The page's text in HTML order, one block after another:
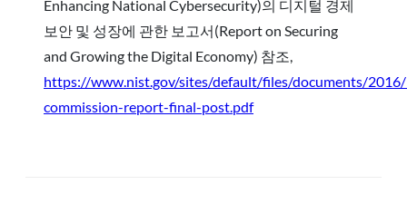
Enhancing National Cybersecurity)의 디지털 경제
보안 및 성장에 관한 보고서(Report on Securing
and Growing the Digital Economy) 참조,
https://www.nist.gov/sites/default/files/documents/
commission-report-final-post.pdf